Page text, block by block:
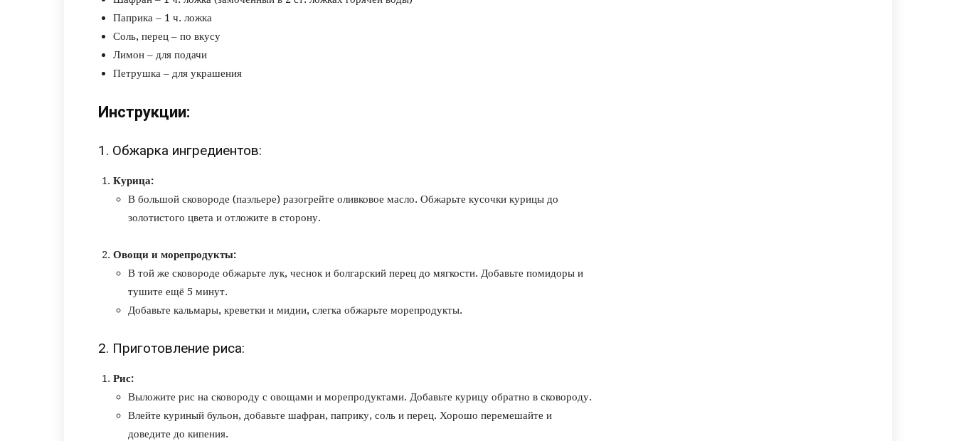
Паприка – 1 ч. ложка
Соль, перец – по вкусу
Лимон – для подачи
Петрушка – для украшения
Инструкции:
1. Обжарка ингредиентов:
Курица:
В большой сковороде (паэльере) разогрейте оливковое масло. Обжарьте кусочки курицы до
золотистого цвета и отложите в сторону.
Овощи и морепродукты:
В той же сковороде обжарьте лук, чеснок и болгарский перец до мягкости. Добавьте помидоры и
тушите ещё 5 минут.
Добавьте кальмары, креветки и мидии, слегка обжарьте морепродукты.
2. Приготовление риса:
Рис:
Выложите рис на сковороду с овощами и морепродуктами. Добавьте курицу обратно в сковороду.
Влейте куриный бульон, добавьте шафран, паприку, соль и перец. Хорошо перемешайте и
доведите до кипения.